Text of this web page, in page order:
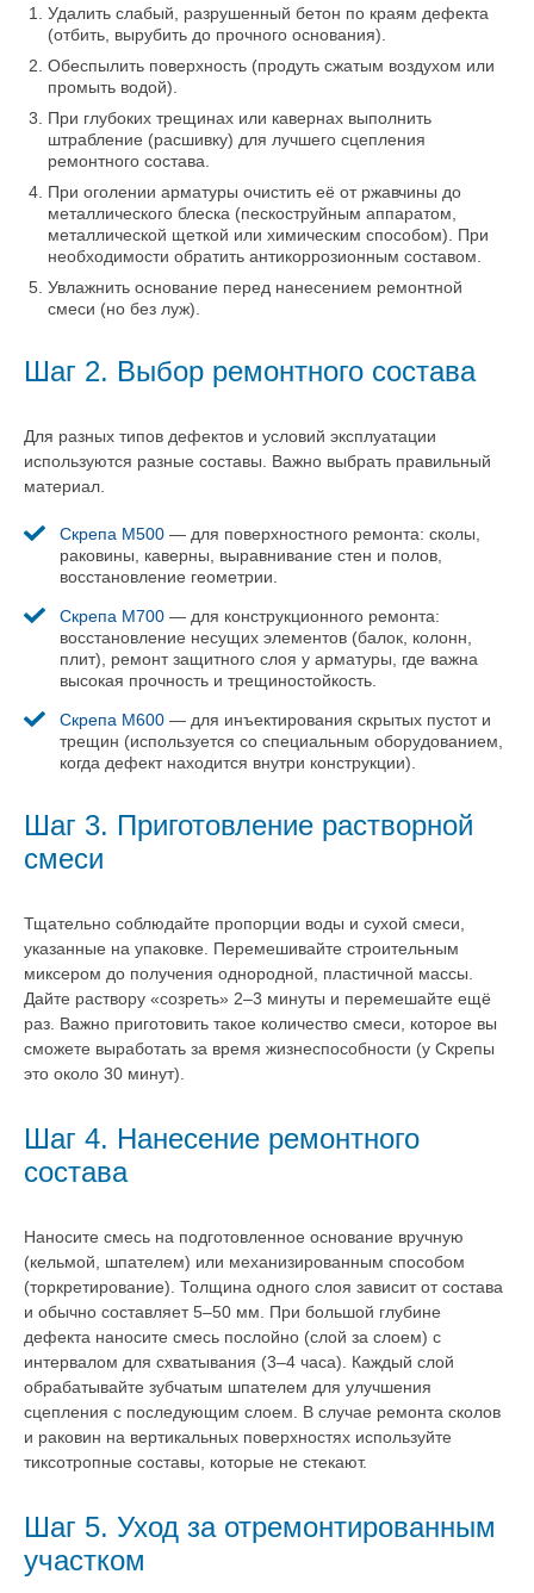
Удалить слабый, разрушенный бетон по краям дефекта
(отбить, вырубить до прочного основания).
Обеспылить поверхность (продуть сжатым воздухом или
промыть водой).
При глубоких трещинах или кавернах выполнить
штрабление (расшивку) для лучшего сцепления
ремонтного состава.
При оголении арматуры очистить её от ржавчины до
металлического блеска (пескоструйным аппаратом,
металлической щеткой или химическим способом). При
необходимости обратить антикоррозионным составом.
Увлажнить основание перед нанесением ремонтной
смеси (но без луж).
Шаг 2. Выбор ремонтного состава
Для разных типов дефектов и условий эксплуатации
используются разные составы. Важно выбрать правильный
материал.
Скрепа М500 — для поверхностного ремонта: сколы,
раковины, каверны, выравнивание стен и полов,
восстановление геометрии.
Скрепа М700 — для конструкционного ремонта:
восстановление несущих элементов (балок, колонн,
плит), ремонт защитного слоя у арматуры, где важна
высокая прочность и трещиностойкость.
Скрепа М600 — для инъектирования скрытых пустот и
трещин (используется со специальным оборудованием,
когда дефект находится внутри конструкции).
Шаг 3. Приготовление растворной
смеси
Тщательно соблюдайте пропорции воды и сухой смеси,
указанные на упаковке. Перемешивайте строительным
миксером до получения однородной, пластичной массы.
Дайте раствору «созреть» 2–3 минуты и перемешайте ещё
раз. Важно приготовить такое количество смеси, которое вы
сможете выработать за время жизнеспособности (у Скрепы
это около 30 минут).
Шаг 4. Нанесение ремонтного
состава
Наносите смесь на подготовленное основание вручную
(кельмой, шпателем) или механизированным способом
(торкретирование). Толщина одного слоя зависит от состава
и обычно составляет 5–50 мм. При большой глубине
дефекта наносите смесь послойно (слой за слоем) с
интервалом для схватывания (3–4 часа). Каждый слой
обрабатывайте зубчатым шпателем для улучшения
сцепления с последующим слоем. В случае ремонта сколов
и раковин на вертикальных поверхностях используйте
тиксотропные составы, которые не стекают.
Шаг 5. Уход за отремонтированным
участком